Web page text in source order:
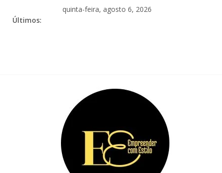
quinta-feira, agosto 6, 2026
Últimos: